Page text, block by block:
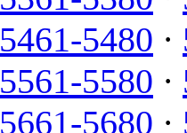
5461-5480 ·
5561-5580 ·
5661-5680 ·